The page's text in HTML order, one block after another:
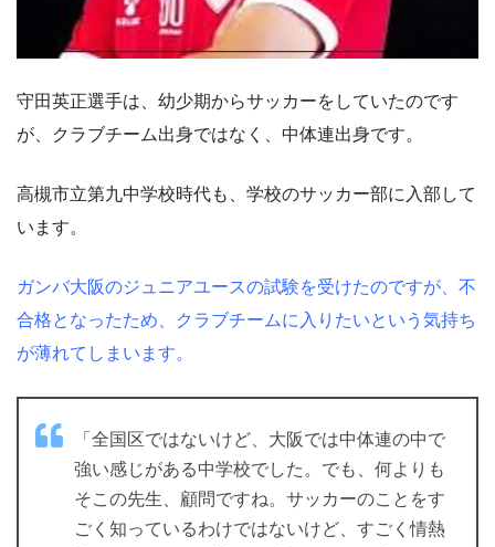
守田英正選手は、幼少期からサッカーをしていたのです
が、クラブチーム出身ではなく、中体連出身です。
高槻市立第九中学校時代も、学校のサッカー部に入部して
います。
ガンバ大阪のジュニアユースの試験を受けたのですが、不
合格となったため、クラブチームに入りたいという気持ち
が薄れてしまいます。
「全国区ではないけど、大阪では中体連の中で
強い感じがある中学校でした。でも、何よりも
そこの先生、顧問ですね。サッカーのことをす
ごく知っているわけではないけど、すごく情熱